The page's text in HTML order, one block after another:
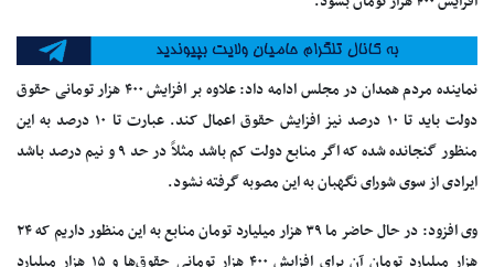
نماینده مردم همدان در مجلس ادامه داد: علاوه بر افزایش ۴۰۰ هزار تومانی حقوق
دولت باید تا ۱۰ درصد نیز افزایش حقوق اعمال کند. عبارت تا ۱۰ درصد به این
منظور گنجانده شده که اگر منابع دولت کم باشد مثلاً در حد ۹ و نیم درصد باشد
ایرادی از سوی شورای نگهبان به این مصوبه گرفته نشود.
وی افزود: در حال حاضر ما ۳۹ هزار میلیارد تومان منابع به این منظور داریم که ۲۴